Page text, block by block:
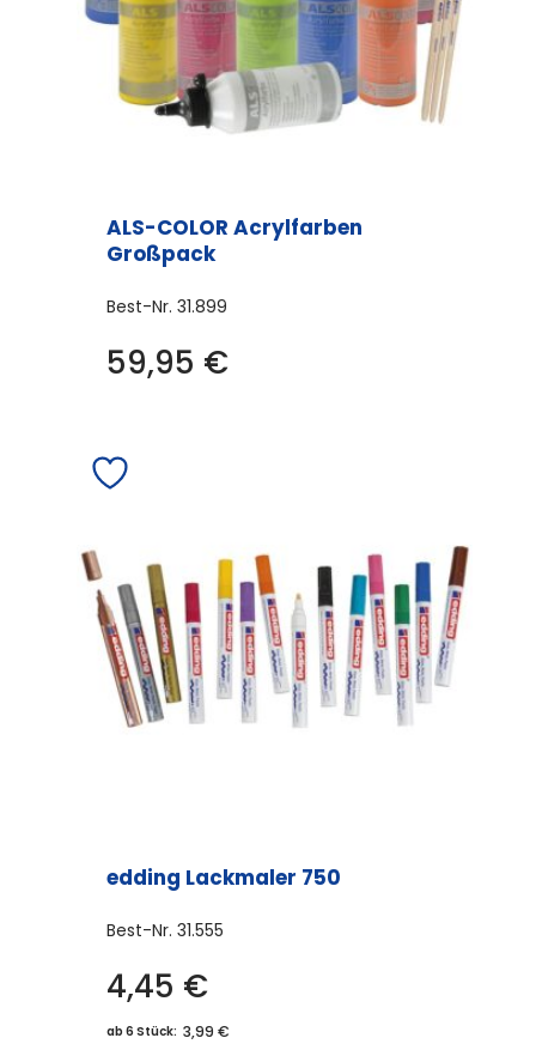
ALS-COLOR Acrylfarben
Großpack
Best-Nr. 31.899
59,95 €
edding Lackmaler 750
Best-Nr. 31.555
4,45 €
ab 6 Stück: 3,99 €